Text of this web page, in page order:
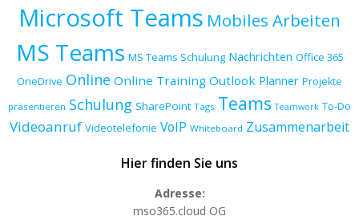
Microsoft Teams Mobiles Arbeiten
MS Teams MS Teams Schulung Nachrichten Office 365
OneDrive Online Online Training Outlook Planner Projekte
präsentieren Schulung SharePoint Tags Teams Teamwork To-Do
Videoanruf Videotelefonie VoIP Whiteboard Zusammenarbeit
Hier finden Sie uns
Adresse:
mso365.cloud OG